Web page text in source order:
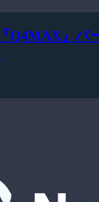
Q4MAX』バ